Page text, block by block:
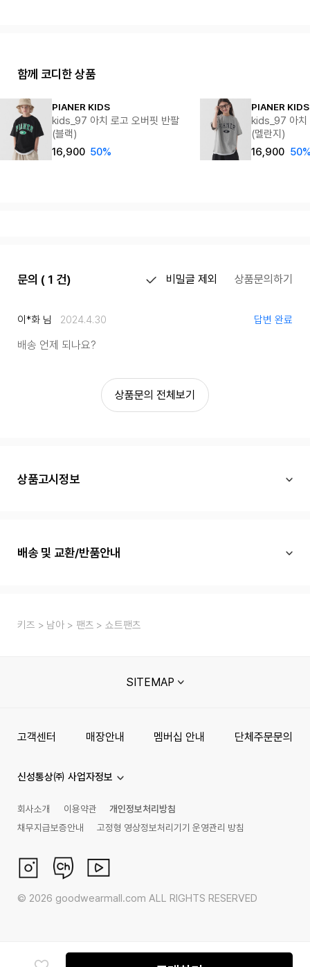
함께 코디한 상품
PIANER KIDS
kids_97 아치 로고 오버핏 반팔
(블랙)
16,900 50%
PIANER KIDS
kids_97 아치
(멜란지)
16,900
문의 ( 1 건) 비밀글 제외 상품문의하기
이*화 님 2024.4.30 답변 완료
배송 언제 되나요?
상품문의 전체보기
상품고시정보
배송 및 교환/반품안내
키즈 남아 팬츠 쇼트팬츠
SITEMAP
고객센터 매장안내 멤버십 안내 단체주문문의
신성통상㈜ 사업자정보
회사소개 이용약관
개인정보처리방침
채무지급보증안내
고정형 영상정보처리기기 운영관리 방침
© 2026 goodwearmall.com ALL RIGHTS RESERVED